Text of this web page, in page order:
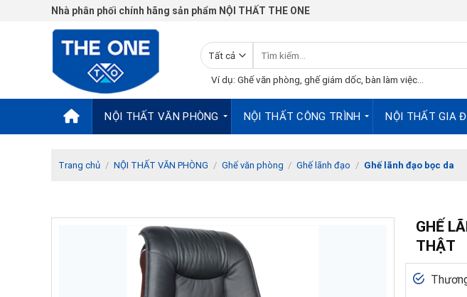
Nhà phân phối chính hãng sản phẩm NỘI THẤT THE ONE
kiếm:
Ví dụ: Ghế văn phòng, ghế giám dốc, bàn làm việc...
NỘI THẤT VĂN PHÒNG NỘI THẤT CÔNG TRÌNH NỘI THẤT GIA
Trang chủ / NỘI THẤT VĂN PHÒNG / Ghế văn phòng / Ghế lãnh đạo / Ghế lãnh đạo bọc da
GHẾ
THẬT